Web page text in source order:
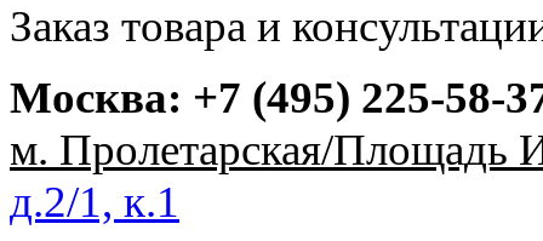
Заказ товара и
Москва: +7 (495) 225-58-
м. Пролетарская/Площадь
д.2/1, к.1